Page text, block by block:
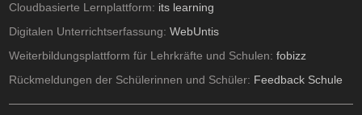
Cloudbasierte Lernplattform: its learning
Digitalen Unterrichtserfassung:WebUntis
Weiterbildungsplattform für Lehrkräfte und Schulen:fobizz
Rückmeldungen der Schülerinnen und Schüler: Feedback Schule